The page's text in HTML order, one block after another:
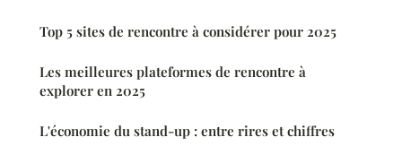
Top 5 sites de rencontre à considérer pour 2025
Les meilleures plateformes de rencontre à
explorer en 2025
L'économie du stand-up : entre rires et chiffres